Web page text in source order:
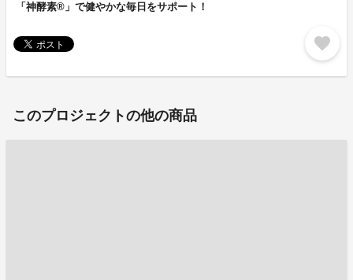
「神酵素®」で健やかな毎日をサポート！
favorite
このプロジェクトの他の商品